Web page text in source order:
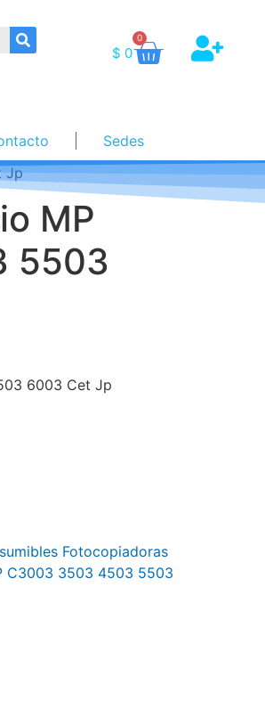
$ 0
0
Sedes
Jp
MP
5503
6003 Cet Jp
Fotocopiadoras
C3003 3503 4503 5503